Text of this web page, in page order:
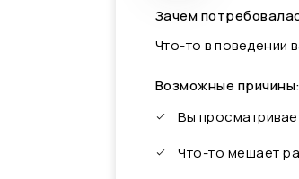
Зачем
Что-то в поведении
Возможные причины:
Вы
Что-то мешает